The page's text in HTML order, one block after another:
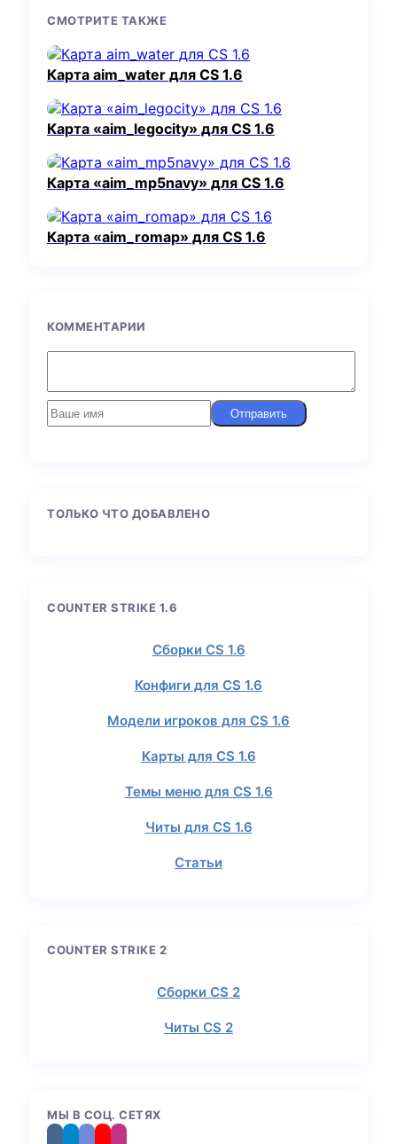
СМОТРИТЕ ТАКЖЕ
Карта aim_water для CS 1.6
Карта «aim_legocity» для CS 1.6
Карта «aim_mp5navy» для CS 1.6
Карта «aim_romap» для CS 1.6
КОММЕНТАРИИ
Отправить
ТОЛЬКО ЧТО ДОБАВЛЕНО
COUNTER STRIKE 1.6
Сборки CS 1.6
Конфиги для CS 1.6
Модели игроков для CS 1.6
Карты для CS 1.6
Темы меню для CS 1.6
Читы для CS 1.6
Статьи
COUNTER STRIKE 2
Сборки CS 2
Читы CS 2
МЫ В СОЦ. СЕТЯХ